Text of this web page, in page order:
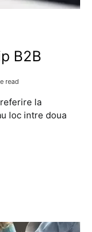
B2B
read
la
loc intre doua